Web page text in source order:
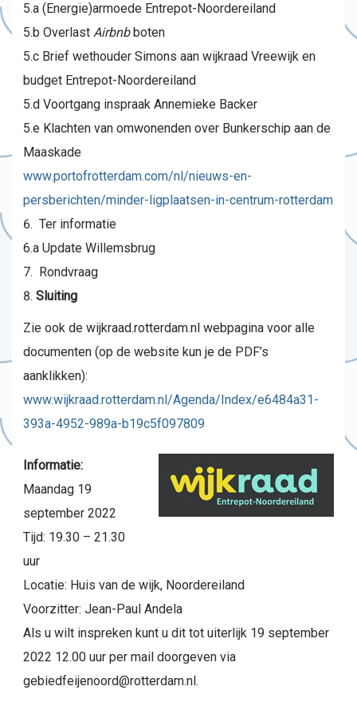
5.a (Energie)armoede Entrepot-Noordereiland
5.b Overlast Airbnbboten
5.c Brief wethouder Simons aan wijkraad Vreewijk en
budget Entrepot-Noordereiland
5.d Voortgang inspraak Annemieke Backer
5.e Klachten van omwonenden over Bunkerschip aan de
Maaskade
www.portofrotterdam.com/nl/nieuws-en-
persberichten/minder-ligplaatsen-in-centrum-rotterdam
Ter informatie
6.a Update Willemsbrug
Rondvraag
Sluiting
Zie ook de wijkraad.rotterdam.nl webpagina voor alle
documenten (op de website kun je de PDF’s
aanklikken):
www.wijkraad.rotterdam.nl/Agenda/Index/e6484a31-
393a-4952-989a-b19c5f097809
Informatie:
Maandag 19
september 2022
Tijd: 19.30 – 21.30
uur
Locatie: Huis van de wijk, Noordereiland
Voorzitter: Jean-Paul Andela
Als u wilt inspreken kunt u dit tot uiterlijk 19 september
2022 12.00 uur per mail doorgeven via
gebiedfeijenoord@rotterdam.nl.